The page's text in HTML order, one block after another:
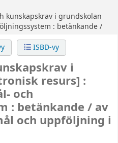
kunskapskrav i grundskolan
: betänkande /
ISBD-vy
i
resurs] :
och
: betänkande / av
och uppföljning i